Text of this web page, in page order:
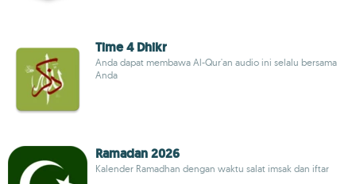
Time 4 Dhikr
Anda dapat membawa Al-Qur'an audio ini selalu bersama
Anda
Ramadan 2026
Kalender Ramadhan dengan waktu salat imsak dan iftar